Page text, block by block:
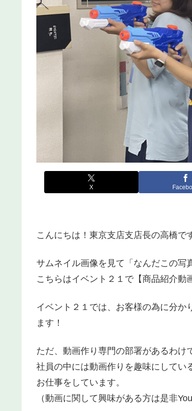
X
こんにちは！東京支店支店長の高橋で
サムネイル画像を見て「なんだこの写
こちらはイベント２１で【商品紹介動
イベント２１では、お客様の為に分
ます！
ただ、動画作り専門の部署があるわけ
社員の中には動画作りを趣味にしてい
お仕事をしています。
（動画に関して興味がある方は是非